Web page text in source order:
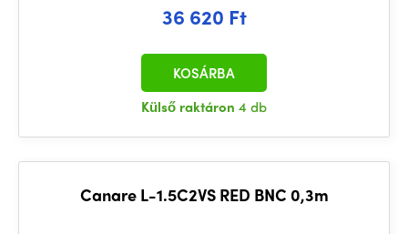
36 620 Ft
Külső raktáron 4 db
KOSÁRBA
Canare L-1.5C2VS RED BNC 0,3m